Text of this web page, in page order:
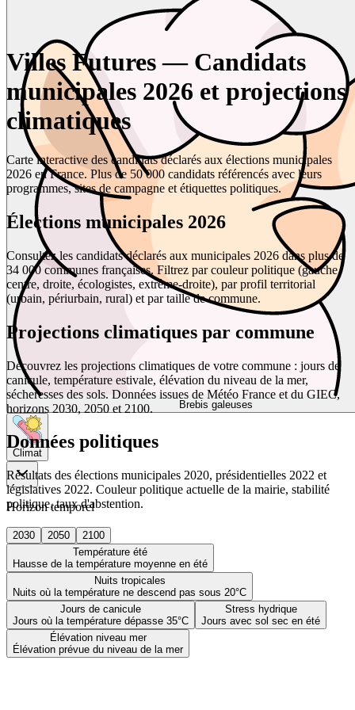
Brebis galeuses
Climat
Horizon temporel
2030 2050
2100
Température été
Hausse de la température moyenne en été
Nuits tropicales
Nuits où la température ne descend pas sous 20°C
Jours de canicule
Jours où la température dépasse 35°C
Stress hydrique
Jours avec sol sec en été
Élévation niveau mer
Élévation prévue du niveau de la mer
Villes Futures — Candidats
municipales 2026 et projections
climatiques
Carte interactive des candidats déclarés aux élections municipales
2026 en France. Plus de 50 000 candidats référencés avec leurs
programmes, sites de campagne et étiquettes politiques.
Élections municipales 2026
Consultez les candidats déclarés aux municipales 2026 dans plus de
34 000 communes françaises. Filtrez par couleur politique (gauche,
centre, droite, écologistes, extrême-droite), par profil territorial
(urbain, périurbain, rural) et par taille de commune.
Projections climatiques par commune
Découvrez les projections climatiques de votre commune : jours de
canicule, température estivale, élévation du niveau de la mer,
sécheresses des sols. Données issues de Météo France et du GIEC,
horizons 2030, 2050 et 2100.
Données politiques
Résultats des élections municipales 2020, présidentielles 2022 et
législatives 2022. Couleur politique actuelle de la mairie, stabilité
politique, taux d'abstention.